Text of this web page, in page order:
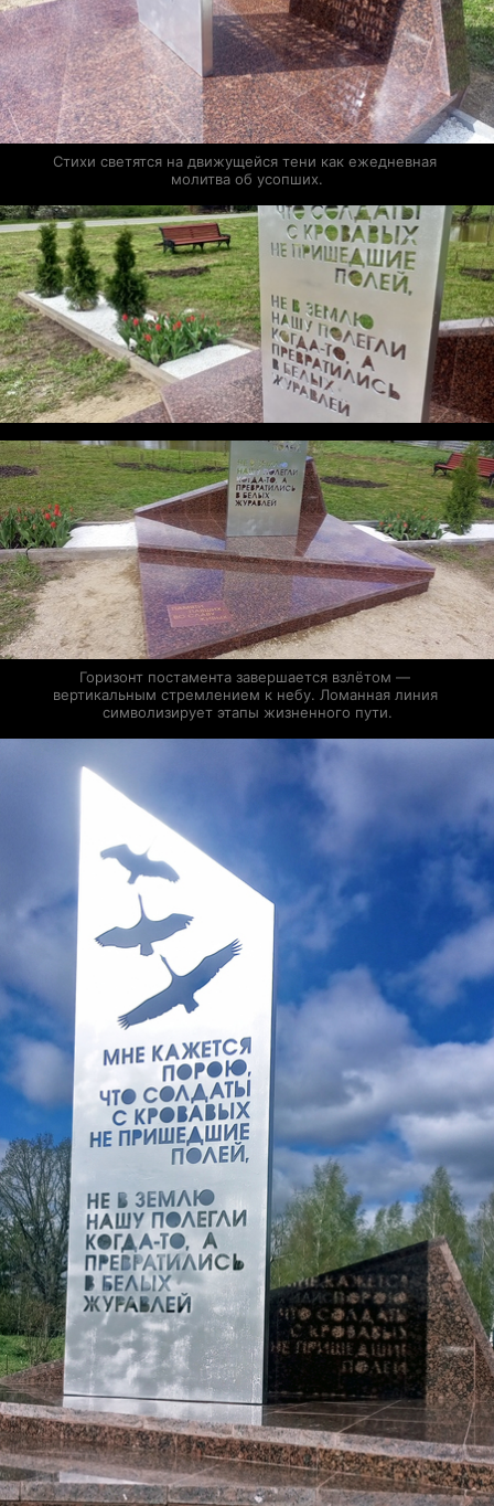
Стихи светятся на движущейся тени как ежедневная
молитва об усопших.
Горизонт постамента завершается взлётом —
вертикальным стремлением к небу. Ломанная линия
символизирует этапы жизненного пути.